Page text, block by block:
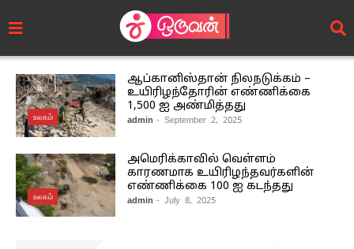
உலகம்
ஆப்கானிஸ்தான் நிலநடுக்கம் –
உயிரிழந்தோரின் எண்ணிக்கை
1,500 ஐ அண்மித்தது
admin - September 2, 2025
உலகம்
அமெரிக்காவில் வெள்ளம்
காரணமாக உயிரிழந்தவர்களின்
எண்ணிக்கை 100 ஐ கடந்தது
admin - July 8, 2025